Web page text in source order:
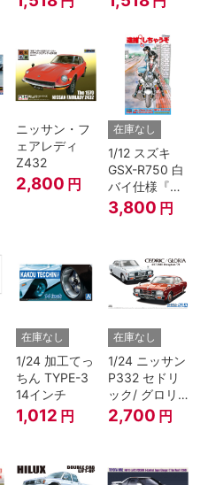
ニッサン・フ
ェアレディ
Z432
2,800 円
在庫なし
1/12 スズキ
GSX-R750 白
バイ仕様『逮
捕しちゃう
ぞ』
3,800 円
在庫なし
1/24 加工てっ
ちん TYPE-3
14インチ
1,012 円
在庫なし
1/24 ニッサン
P332 セドリ
ック/ グロリ
ア 4HT280E
ブロアム '78
2,700 円